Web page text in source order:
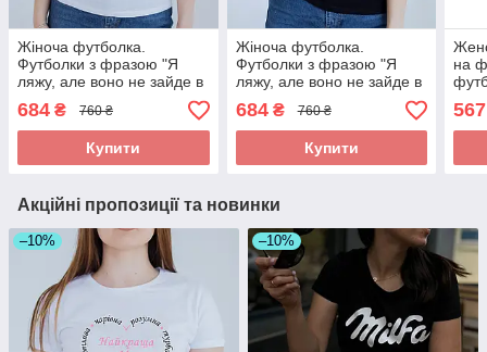
Жіноча футболка.
Футболки з фразою "Я
ляжу, але воно не зайде в
Україну"
684 ₴ 760 ₴
Купити
Жіноча футболка.
Футболки з фразою "Я
ляжу, але воно не зайде в
Україну"
684₴ 760 ₴
Купити
на
567
Акційні пропозиції та новинки
–10% –10%